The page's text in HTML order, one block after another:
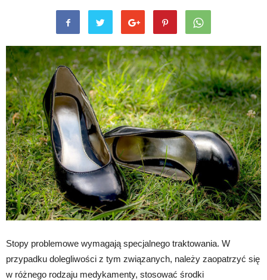
Stopy problemowe wymagają specjalnego traktowania. W
przypadku dolegliwości z tym związanych, należy zaopatrzyć się
w różnego rodzaju medykamenty, stosować środki